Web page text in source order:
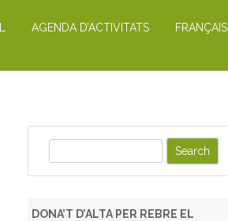
AGENDA D’ACTIVITATS FRANÇAIS
DONA’T D’ALTA PER REBRE EL